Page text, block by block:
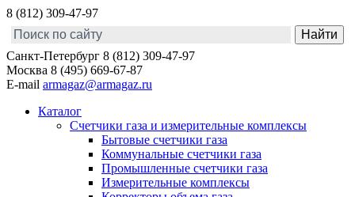
8 (812) 309-47-97
Санкт-Петербург 8 (812) 309-47-97
Москва 8 (495) 669-67-87
E-mail armagaz@armagaz.ru
Каталог
Счетчики газа и измерительные комплексы
Бытовые счетчики газа
Коммунальные счетчики газа
Промышленные счетчики газа
Измерительные комплексы